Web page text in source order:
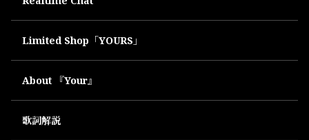
Limited Shop「YOURS」
About 『Your』
歌詞解説